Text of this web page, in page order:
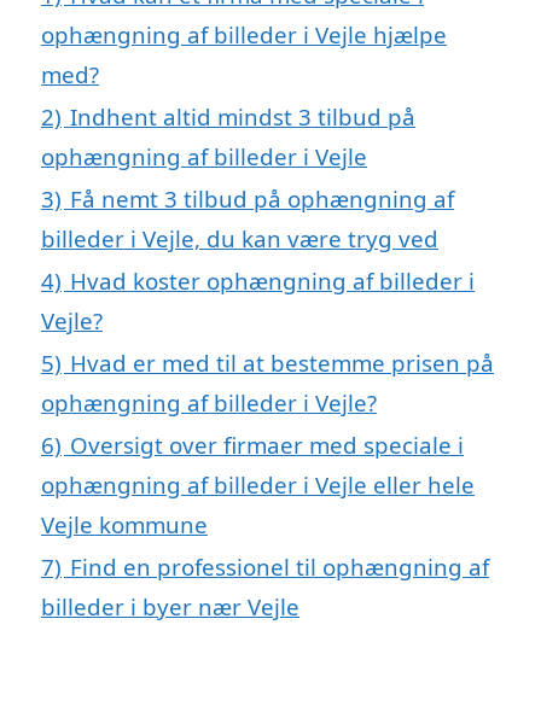
ophængning af billeder i Vejle hjælpe
med?
2) Indhent altid mindst 3 tilbud på
ophængning af billeder i Vejle
3) Få nemt 3 tilbud på ophængning af
billeder i Vejle, du kan være tryg ved
4) Hvad koster ophængning af billeder i
Vejle?
5) Hvad er med til at bestemme prisen på
ophængning af billeder i Vejle?
6) Oversigt over firmaer med speciale i
ophængning af billeder i Vejle eller hele
Vejle kommune
7) Find en professionel til ophængning af
billeder i byer nær Vejle